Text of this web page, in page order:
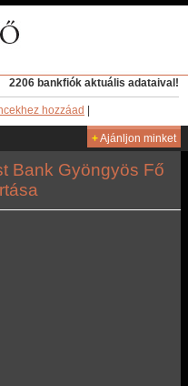
2206 bankfiók aktuális adataival!
hozzáad
+Ajánljon minket
Bank Gyöngyös Fő